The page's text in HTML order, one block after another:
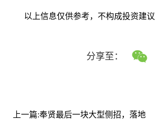
以上信息仅供参考，不构成投资建议
分享至：
上一篇:奉贤最后一块大型侧招，落地